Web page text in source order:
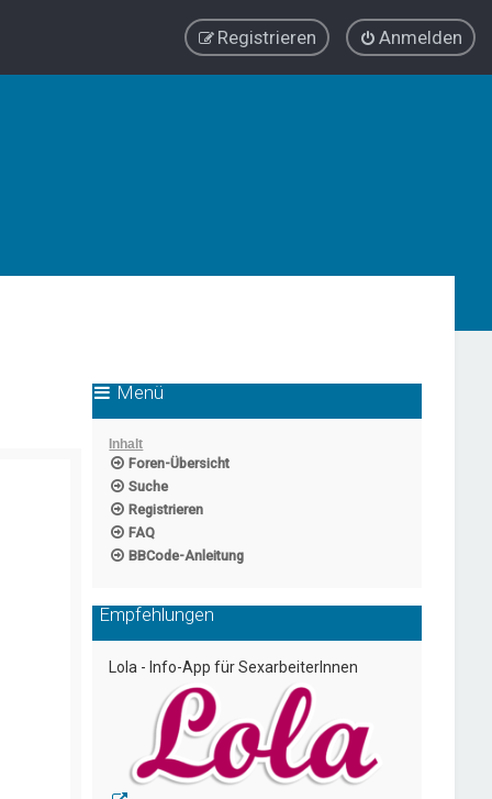
Anmelden
Registrieren
Menü
Inhalt
Foren-Übersicht
Suche
Registrieren
FAQ
BBCode-Anleitung
Empfehlungen
Lola - Info-App für SexarbeiterInnen